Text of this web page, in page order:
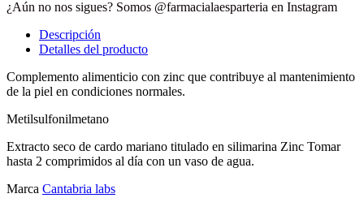
¿Aún no nos sigues? Somos @farmacialaesparteria en Instagram
Descripción
Detalles del producto
Complemento alimenticio con zinc que contribuye al mantenimiento
de la piel en condiciones normales.
Metilsulfonilmetano
Extracto seco de cardo mariano titulado en silimarina Zinc Tomar
hasta 2 comprimidos al día con un vaso de agua.
Marca Cantabria labs